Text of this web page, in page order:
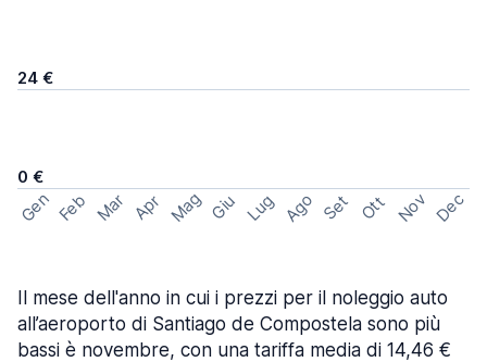
24 €
0 €
Gen Feb Mar Apr Mag Giu Lug Ago Set Ott Nov Dec
Il mese dell'anno in cui i prezzi per il noleggio auto
all’aeroporto di Santiago de Compostela sono più
bassi è novembre, con una tariffa media di 14,46 €